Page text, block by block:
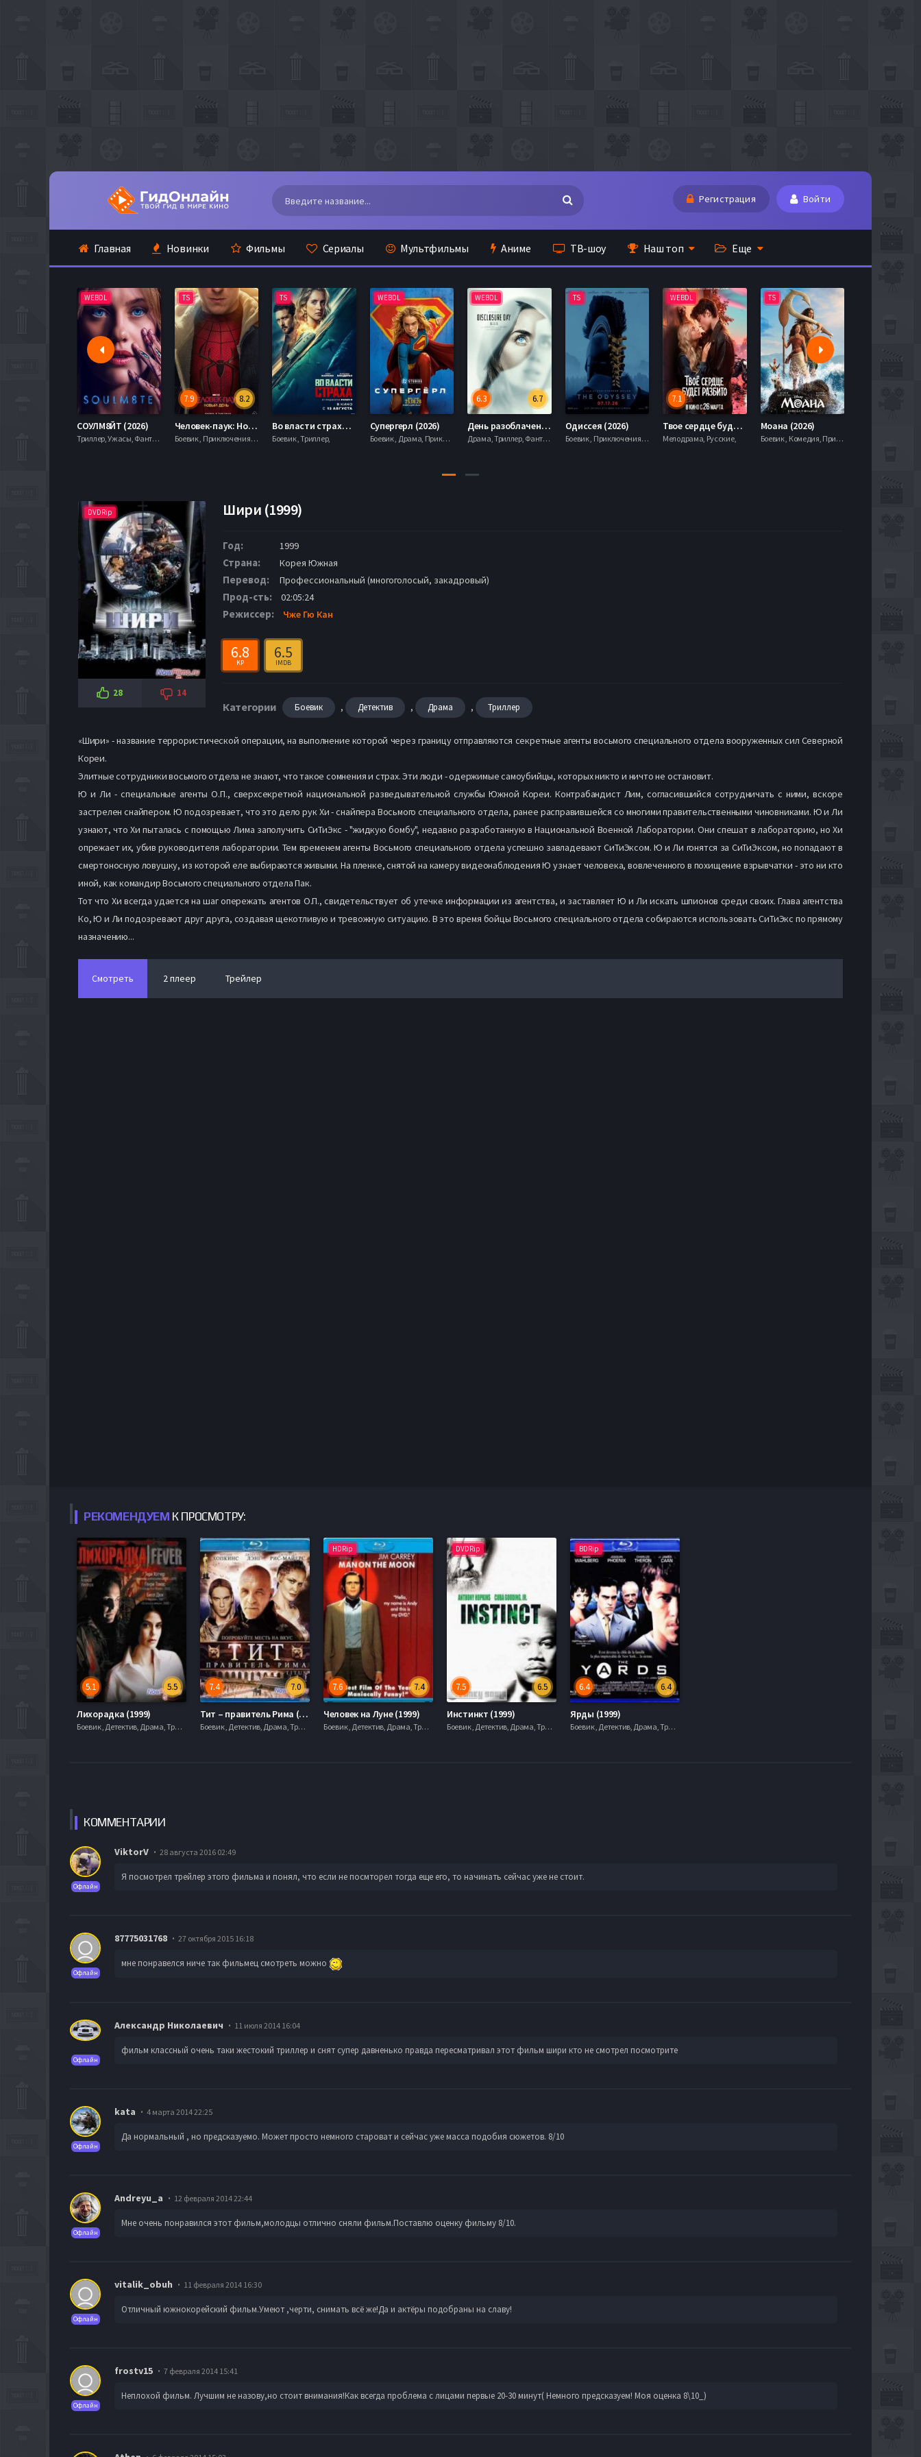
Регистрация Войти
Главная Новинки Фильмы Сериалы Мультфильмы Аниме ТВ-шоу Наш топ Еще
WEBDL
СОУЛМ8ЙТ (2026)
Триллер, Ужасы, Фантастика,
TS
8.2
7.9
Человек-паук: Новый день (2026)
Боевик , Приключения, Фантастика, Фэнтези,
TS
Во власти страха (2026)
Боевик , Триллер,
WEBDL
Супергерл (2026)
Боевик , Драма, Приключения, Фантастика,
WEBDL
6.7
6.3
День разоблачения (2026)
Драма, Триллер, Фантастика,
TS
Одиссея (2026)
Боевик , Приключения, Фэнтези,
WEBDL
7.1
Твое сердце будет разбито (2026)
Мелодрама, Русские,
TS
Моана (2026)
Боевик , Комедия, Приключения, Семейный, Фэнтези,
DVDRip
28 14
Шири (1999)
Год: 1999
Страна: Корея Южная
Перевод: Профессиональный (многоголосый, закадровый)
Прод-сть: 02:05:24
Режиссер: Чже Гю Кан
6.8
KP
6.5
IMDB
Категории Боевик , Детектив , Драма , Триллер
«Шири» - название террористической операции, на выполнение которой через границу отправляются секретные агенты восьмого специального отдела вооруженных сил Северной
Кореи.
Элитные сотрудники восьмого отдела не знают, что такое сомнения и страх. Эти люди - одержимые самоубийцы, которых никто и ничто не остановит.
Ю и Ли - специальные агенты О.П., сверхсекретной национальной разведывательной службы Южной Кореи. Контрабандист Лим, согласившийся сотрудничать с ними, вскоре
застрелен снайпером. Ю подозревает, что это дело рук Хи - снайпера Восьмого специального отдела, ранее расправившейся со многими правительственными чиновниками. Ю и Ли
узнают, что Хи пыталась с помощью Лима заполучить СиТиЭкс - "жидкую бомбу", недавно разработанную в Национальной Военной Лаборатории. Они спешат в лабораторию, но Хи
опрежает их, убив руководителя лаборатории. Тем временем агенты Восьмого специального отдела успешно завладевают СиТиЭксом. Ю и Ли гонятся за СиТиЭксом, но попадают в
смертоносную ловушку, из которой еле выбираются живыми. На пленке, снятой на камеру видеонаблюдения Ю узнает человека, вовлеченного в похищение взрывчатки - это ни кто
иной, как командир Восьмого специального отдела Пак.
Тот что Хи всегда удается на шаг опережать агентов О.П., свидетельствует об утечке информации из агентства, и заставляет Ю и Ли искать шпионов среди своих. Глава агентства
Ко, Ю и Ли подозревают друг друга, создавая щекотливую и тревожную ситуацию. В это время бойцы Восьмого специального отдела собираются использовать СиТиЭкс по прямому
назначению...
Смотреть 2 плеер Трейлер
РЕКОМЕНДУЕМ К ПРОСМОТРУ:
5.5
5.1
Лихорадка (1999)
Боевик , Детектив, Драма, Триллер, 2000
7.0
7.4
Тит – правитель Рима (1999)
Боевик , Детектив, Драма, Триллер, 2000
HDRip
7.4
7.6
Человек на Луне (1999)
Боевик , Детектив, Драма, Триллер, 2000
DVDRip
6.5
7.5
Инстинкт (1999)
Боевик , Детектив, Драма, Триллер, 2000
BDRip
6.4
6.4
Ярды (1999)
Боевик , Детектив, Драма, Триллер, 2000
КОММЕНТАРИИ
Офлайн
ViktorV 28 августа 2016 02:49
Я посмотрел трейлер этого фильма и понял, что если не посмторел тогда еще его, то начинать сейчас уже не стоит.
Офлайн
87775031768 27 октября 2015 16:18
мне понравелся ниче так фильмец смотреть можно
Офлайн
Александр Николаевич 11 июля 2014 16:04
фильм классный очень таки жестокий триллер и снят супер давненько правда пересматривал этот фильм шири кто не смотрел посмотрите
Офлайн
kata 4 марта 2014 22:25
Да нормальный , но предсказуемо. Может просто немного староват и сейчас уже масса подобия сюжетов. 8/10
Офлайн
Andreyu_a 12 февраля 2014 22:44
Мне очень понравился этот фильм,молодцы отлично сняли фильм.Поставлю оценку фильму 8/10.
Офлайн
vitalik_obuh 11 февраля 2014 16:30
Отличный южнокорейский фильм.Умеют ,черти, снимать всё же!Да и актёры подобраны на славу!
Офлайн
frostv15 7 февраля 2014 15:41
Неплохой фильм. Лучшим не назову,но стоит внимания!Как всегда проблема с лицами первые 20-30 минут( Немного предсказуем! Моя оценка 8\10_)